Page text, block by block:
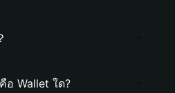
อ Wallet ใด?